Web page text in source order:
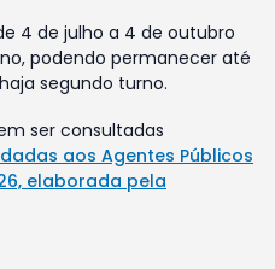
4 de julho a 4 de outubro
podendo permanecer até
segundo turno.
ser consultadas
aos Agentes Públicos
elaborada pela